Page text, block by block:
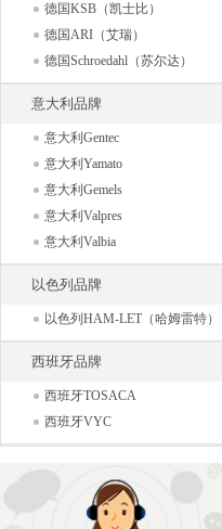
德国KSB（凯士比）
德国ARI（艾瑞）
德国Schroedahl（苏尔达）
意大利品牌
意大利Gentec
意大利Yamato
意大利Gemels
意大利Valpres
意大利Valbia
以色列品牌
以色列HAM-LET（哈姆雷特）
西班牙品牌
西班牙TOSACA
西班牙VYC